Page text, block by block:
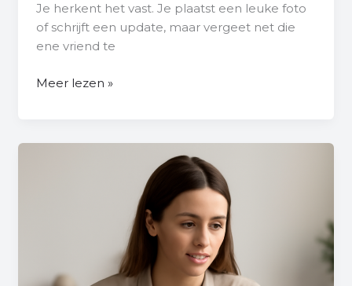
Je herkent het vast. Je plaatst een leuke foto
of schrijft een update, maar vergeet net die
ene vriend te
Meer lezen »